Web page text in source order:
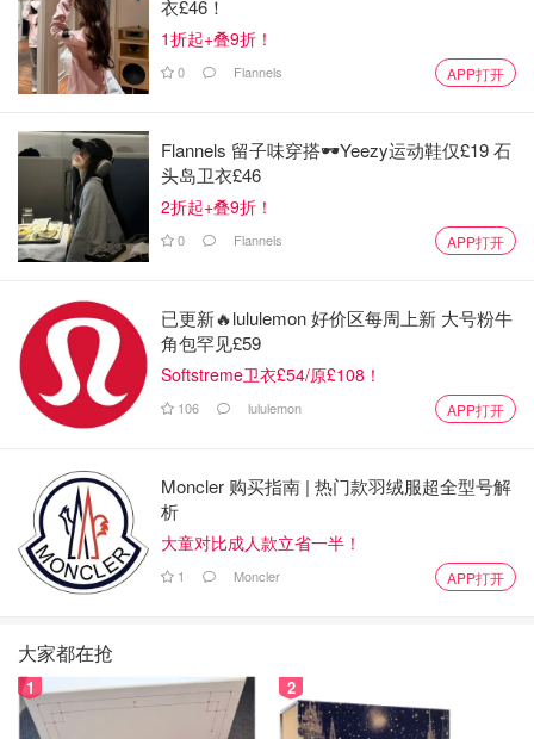
衣£46！
1折起+叠9折！
0 Flannels APP打开
Flannels 留子味穿搭🕶️Yeezy运动鞋仅£19 石
头岛卫衣£46
2折起+叠9折！
0 Flannels APP打开
已更新🔥lululemon 好价区每周上新 大号粉牛
角包罕见£59
Softstreme卫衣£54/原£108！
106 lululemon APP打开
Moncler 购买指南 | 热门款羽绒服超全型号解
析
大童对比成人款立省一半！
1 Moncler APP打开
大家都在抢
1 2